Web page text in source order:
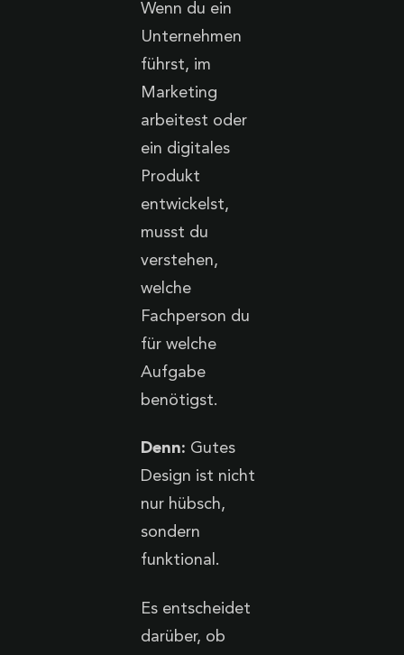
Wenn du ein
Unternehmen
führst, im
Marketing
arbeitest oder
ein digitales
Produkt
entwickelst,
musst du
verstehen,
welche
Fachperson du
für welche
Aufgabe
benötigst.
Denn: Gutes
Design ist nicht
nur hübsch,
sondern
funktional.
Es entscheidet
darüber, ob